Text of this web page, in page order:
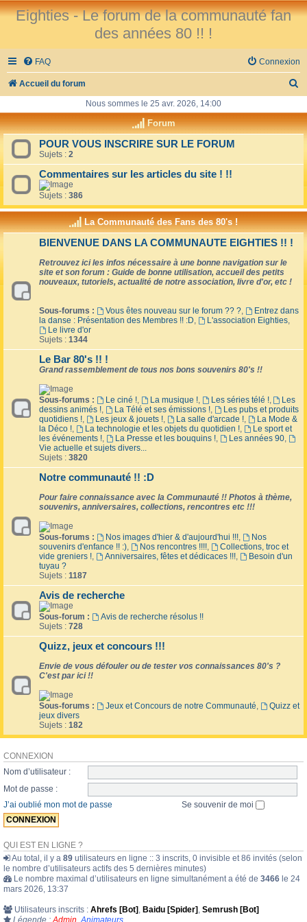
Eighties - Le forum de la communauté fan
des années 80 !! !
FAQ Connexion
Accueil du forum
h
h
e
Nous sommes le 25 avr. 2026, 14:00
Forum
POUR VOUS INSCRIRE SUR LE FORUM
Sujets : 2
Commentaires sur les articles du site ! !!
Sujets : 386
La Communauté des Fans des 80's !
BIENVENUE DANS LA COMMUNAUTE EIGHTIES !! !
Retrouvez ici les infos nécessaire à une bonne navigation sur le
site et son forum : Guide de bonne utilisation, accueil des petits
nouveaux, tutoriels, actualité de notre association, livre d'or, etc !
Sous-forums : Vous êtes nouveau sur le forum ?? ?,
Entrez dans
la danse : Présentation des Membres !! :D, L'association Eighties,
Le livre d'or
Sujets : 1344
Le Bar 80's !! !
Grand rassemblement de tous nos bons souvenirs 80's !!
Sous-forums : Le ciné !, La musique !, Les séries télé !,
Les
dessins animés !, La Télé et ses émissions !,
Les pubs et produits
quotidiens !, Les jeux & jouets !, La salle d'arcade !,
La Mode &
la Déco !, La technologie et les objets du quotidien !,
Le sport et
les événements !, La Presse et les bouquins !, Les années 90,
Vie actuelle et sujets divers...
Sujets : 3820
Notre communauté !! :D
Pour faire connaissance avec la Communauté !! Photos à thème,
souvenirs, anniversaires, collections, rencontres etc !!!
Sous-forums : Nos images d'hier & d'aujourd'hui !!!,
Nos
souvenirs d'enfance !! :), Nos rencontres !!!!,
Collections, troc et
vide greniers !, Anniversaires, fêtes et dédicaces !!!,
Besoin d'un
tuyau ?
Sujets : 1187
Avis de recherche
Sous-forum :
Avis de recherche résolus !!
Sujets : 728
Quizz, jeux et concours !!!
Envie de vous défouler ou de tester vos connaissances 80's ?
C'est par ici !!
Sous-forums : Jeux et Concours de notre Communauté,
Quizz et
jeux divers
Sujets : 182
CONNEXION
Nom d’utilisateur :
Mot de passe :
J’ai oublié mon mot de passe
Se souvenir de moi
QUI EST EN LIGNE ?
Au total, il y a 89 utilisateurs en ligne :: 3 inscrits, 0 invisible et 86 invités (selon
le nombre d’utilisateurs actifs des 5 dernières minutes)
Le nombre maximal d’utilisateurs en ligne simultanément a été de 3466 le 24
mars 2026, 13:37
Utilisateurs inscrits : Ahrefs [Bot] , Baidu [Spider] , Semrush [Bot]
Légende : Admin Animateurs